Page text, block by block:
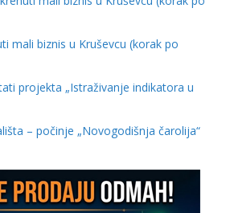
mali biznis u Kruševcu (korak po
projekta „Istraživanje indikatora u
– počinje „Novogodišnja čarolija“